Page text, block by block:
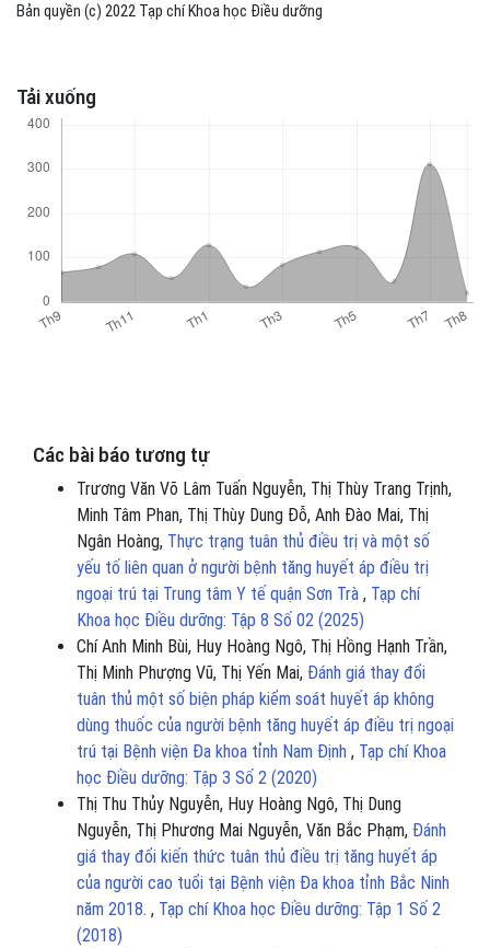
Tải xuống
Bản quyền (c) 2022 Tạp chí Khoa học Điều dưỡng
Các bài báo tương tự
Trương Văn Võ Lâm Tuấn Nguyễn, Thị Thùy Trang Trịnh,
Minh Tâm Phan, Thị Thùy Dung Đỗ, Anh Đào Mai, Thị
Ngân Hoàng, Thực trạng tuân thủ điều trị và một số
yếu tố liên quan ở người bệnh tăng huyết áp điều trị
ngoại trú tại Trung tâm Y tế quận Sơn Trà , Tạp chí
Khoa học Điều dưỡng: Tập 8 Số 02 (2025)
Chí Anh Minh Bùi, Huy Hoàng Ngô, Thị Hồng Hạnh Trần,
Thị Minh Phượng Vũ, Thị Yến Mai, Đánh giá thay đổi
tuân thủ một số biện pháp kiểm soát huyết áp không
dùng thuốc của người bệnh tăng huyết áp điều trị ngoại
trú tại Bệnh viện Đa khoa tỉnh Nam Định , Tạp chí Khoa
học Điều dưỡng: Tập 3 Số 2 (2020)
Thị Thu Thủy Nguyễn, Huy Hoàng Ngô, Thị Dung
Nguyễn, Thị Phương Mai Nguyễn, Văn Bắc Phạm, Đánh
giá thay đổi kiến thức tuân thủ điều trị tăng huyết áp
của người cao tuổi tại Bệnh viện Đa khoa tỉnh Bắc Ninh
năm 2018. , Tạp chí Khoa học Điều dưỡng: Tập 1 Số 2
(2018)